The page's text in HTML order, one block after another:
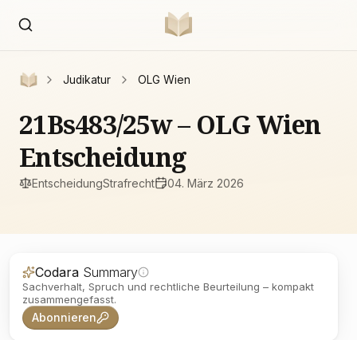
Judikatur OLG Wien
21Bs483/25w – OLG Wien
Entscheidung
EntscheidungStrafrecht 04. März 2026
Codara Summary
Sachverhalt, Spruch und rechtliche Beurteilung – kompakt
zusammengefasst.
Abonnieren